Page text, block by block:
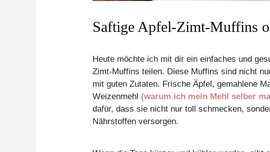
Saftige Apfel-Zimt-Muffins
Heute möchte ich mit dir ein einfaches und
Zimt-Muffins teilen. Diese Muffins sind nicht
mit guten Zutaten. Frische Äpfel, gemahlene
Weizenmehl (warum ich mein Mehl selber
dafür, dass sie nicht nur toll schmecken,
Nährstoffen versorgen.